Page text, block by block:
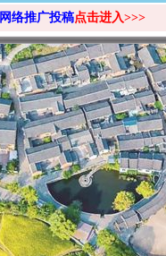
网络推广投稿点击进入>>>